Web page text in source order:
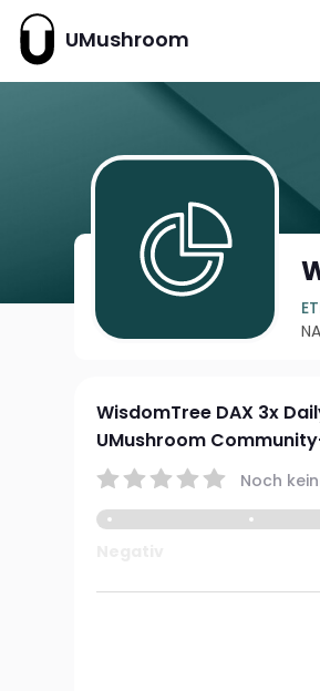
UMushroom
WisdomTree DAX 3x
UMushroom
Noch